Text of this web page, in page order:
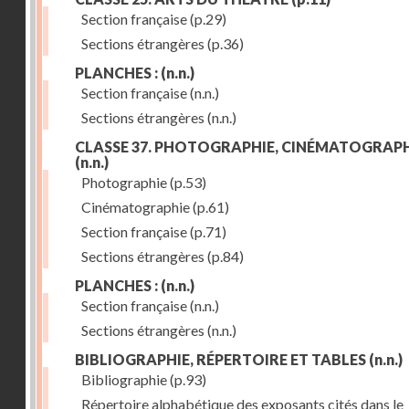
Section française(p.29)
Sections étrangères (p.36)
PLANCHES : (n.n.)
Section française(n.n.)
Sections étrangères (n.n.)
CLASSE 37. PHOTOGRAPHIE,
(n.n.)
Photographie(p.53)
Cinématographie(p.61)
Section française(p.71)
Sections étrangères (p.84)
PLANCHES : (n.n.)
Section française(n.n.)
Sections étrangères (n.n.)
BIBLIOGRAPHIE, RÉPERTOIRE ET TABLES (n.n.)
Bibliographie(p.93)
Répertoire alphabétique des exposants cités dans le